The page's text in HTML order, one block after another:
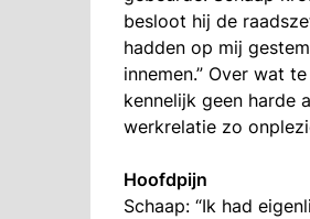
besloot hij de
hadden op mij
innemen.” Over wat
kennelijk geen harde
werkrelatie zo
Hoofdpijn
Schaap: “Ik had